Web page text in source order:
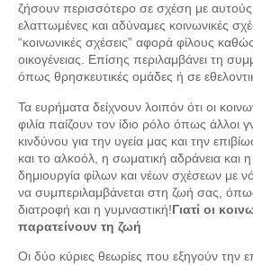
ζήσουν περισσότερο σε σχέση με
ελαττωμένες και αδύναμες κοινωνικές
“κοινωνικές σχέσεις” αφορά φίλους
οικογένειας. Επίσης περιλαμβάνει τη
όπως θρησκευτικές ομάδες ή σε
Τα ευρήματα δείχνουν λοιπόν ότι οι
φιλία παίζουν τον ίδιο ρόλο όπως άλλοι
κινδύνου για την υγεία μας και την
και το αλκοόλ, η σωματική αδράνεια και
δημιουργία φίλων και νέων σχέσεων με
να συμπεριλαμβάνεται στη ζωή σας,
διατροφή και η γυμναστική!Γιατί οι
παρατείνουν τη ζωή
Οι δύο κύριες θεωρίες που εξηγούν την